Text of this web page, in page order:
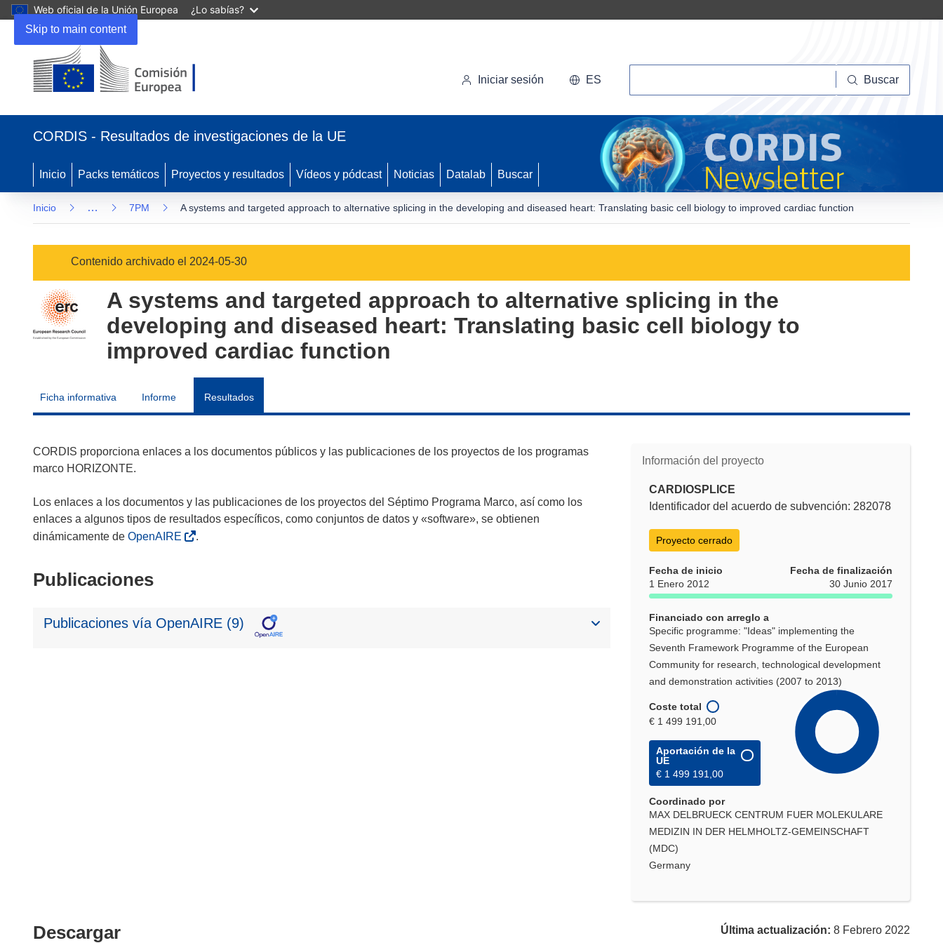
Skip to main content
Web oficial de la Unión Europea ¿Lo sabías?
en
nueva
ventana)
Iniciar sesión ES Buscar
CORDIS - Resultados de investigaciones de la UE
Inicio Packs temáticos Proyectos y resultados Vídeos y pódcast Noticias Datalab Buscar
Inicio … 7PM A systems and targeted approach to alternative splicing in the developing and diseased heart: Translating basic cell biology to improved cardiac function
Contenido archivado el 2024-05-30
A systems and targeted approach to alternative splicing in the
developing and diseased heart: Translating basic cell biology to
improved cardiac function
Ficha informativa Informe Resultados
Información del proyecto
CARDIOSPLICE
Identificador del acuerdo de subvención: 282078
Proyecto cerrado
Fecha de inicio
1 Enero 2012
Fecha de finalización
30 Junio 2017
Financiado con arreglo a
Specific programme: "Ideas" implementing the
Seventh Framework Programme of the European
Community for research, technological development
and demonstration activities (2007 to 2013)
Coste total
€ 1 499 191,00
Aportación de la
UE
€ 1 499 191,00
Coordinado por
MAX DELBRUECK CENTRUM FUER MOLEKULARE
MEDIZIN IN DER HELMHOLTZ-GEMEINSCHAFT
(MDC)
Germany
CORDIS proporciona enlaces a los documentos públicos y las publicaciones de los proyectos de los programas
marco HORIZONTE.
Los enlaces a los documentos y las publicaciones de los proyectos del Séptimo Programa Marco, así como los
enlaces a algunos tipos de resultados específicos, como conjuntos de datos y «software», se obtienen
dinámicamente de OpenAIRE .
Publicaciones
Publicaciones vía OpenAIRE (9)
DescargarDescargar
Última actualización: 8 Febrero 2022